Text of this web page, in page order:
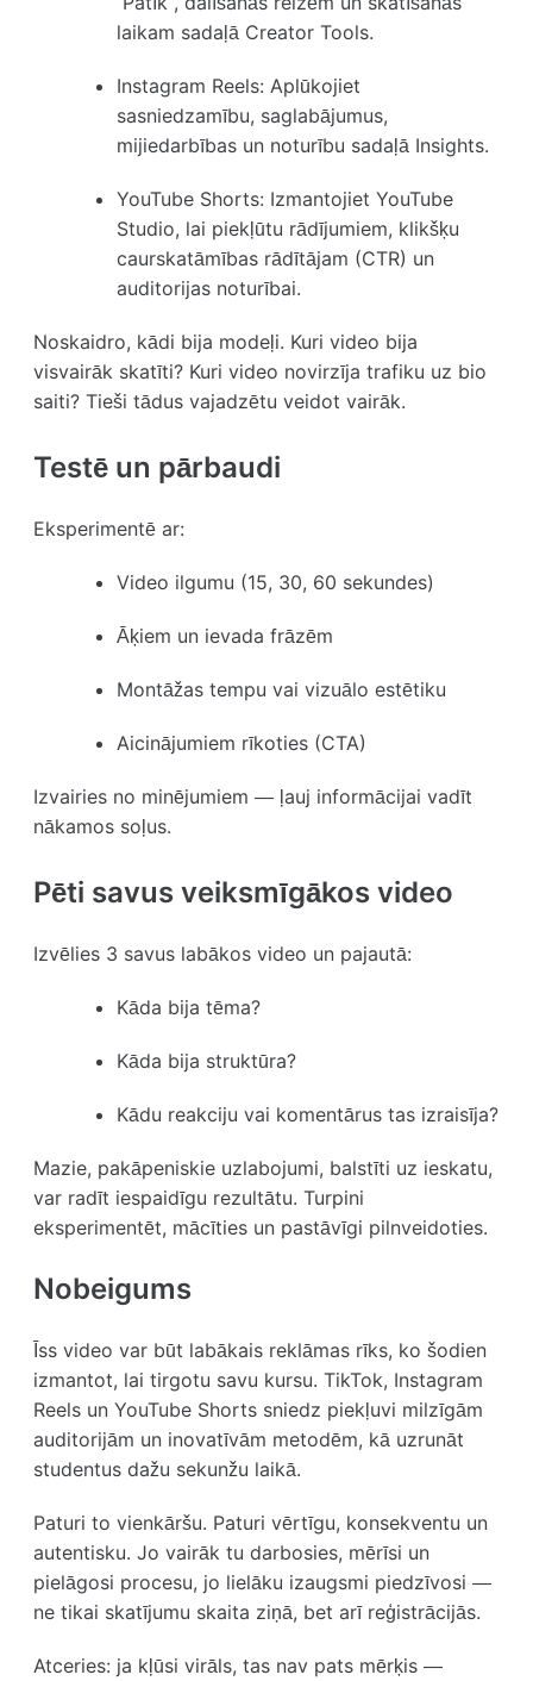
laikam sadaļā Creator Tools.
Instagram Reels: Aplūkojiet
sasniedzamību, saglabājumus,
mijiedarbības un noturību sadaļā Insights.
YouTube Shorts: Izmantojiet YouTube
Studio, lai piekļūtu rādījumiem, klikšķu
caurskatāmības rādītājam (CTR) un
auditorijas noturībai.
Noskaidro, kādi bija modeļi. Kuri video bija
visvairāk skatīti? Kuri video novirzīja trafiku uz bio
saiti? Tieši tādus vajadzētu veidot vairāk.
Testē un pārbaudi
Eksperimentē ar:
Video ilgumu (15, 30, 60 sekundes)
Āķiem un ievada frāzēm
Montāžas tempu vai vizuālo estētiku
Aicinājumiem rīkoties (CTA)
Izvairies no minējumiem — ļauj informācijai vadīt
nākamos soļus.
Pēti savus veiksmīgākos video
Izvēlies 3 savus labākos video un pajautā:
Kāda bija tēma?
Kāda bija struktūra?
Kādu reakciju vai komentārus tas izraisīja?
Mazie, pakāpeniskie uzlabojumi, balstīti uz ieskatu,
var radīt iespaidīgu rezultātu. Turpini
eksperimentēt, mācīties un pastāvīgi pilnveidoties.
Nobeigums
Īss video var būt labākais reklāmas rīks, ko šodien
izmantot, lai tirgotu savu kursu. TikTok, Instagram
Reels un YouTube Shorts sniedz piekļuvi milzīgām
auditorijām un inovatīvām metodēm, kā uzrunāt
studentus dažu sekunžu laikā.
Paturi to vienkāršu. Paturi vērtīgu, konsekventu un
autentisku. Jo vairāk tu darbosies, mērīsi un
pielāgosi procesu, jo lielāku izaugsmi piedzīvosi —
ne tikai skatījumu skaita ziņā, bet arī reģistrācijās.
Atceries: ja kļūsi virāls, tas nav pats mērķis —